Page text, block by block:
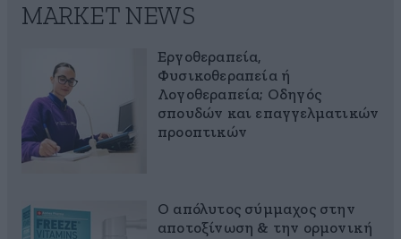
MARKET NEWS
Εργοθεραπεία,
Φυσικοθεραπεία ή
Λογοθεραπεία; Οδηγός
σπουδών και επαγγελματικών
προοπτικών
Ο απόλυτος σύμμαχος στην
αποτοξίνωση & την ορμονική